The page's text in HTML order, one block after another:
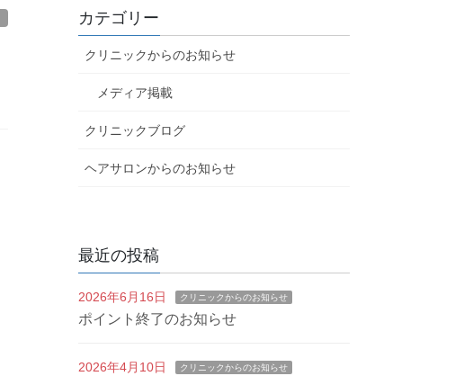
カテゴリー
クリニックからのお知らせ
メディア掲載
クリニックブログ
ヘアサロンからのお知らせ
最近の投稿
2026年6月16日 クリニックからのお知らせ
ポイント終了のお知らせ
2026年4月10日 クリニックからのお知らせ